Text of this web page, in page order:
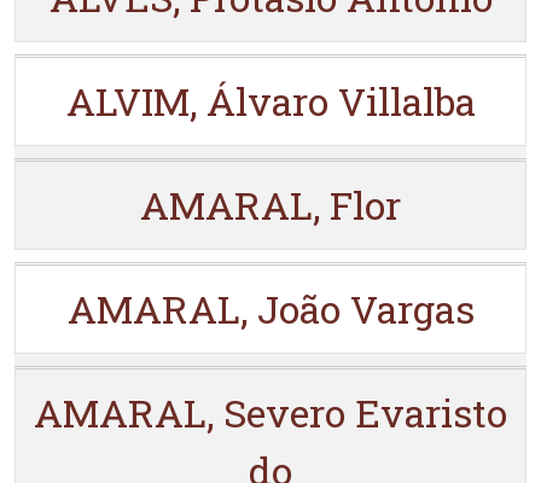
ALVIM, Álvaro Villalba
AMARAL, Flor
AMARAL, João Vargas
AMARAL, Severo Evaristo
do